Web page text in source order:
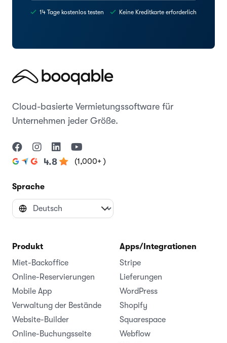
14 Tage kostenlos testen Keine Kreditkarte erforderlich
Cloud-basierte Vermietungssoftware für
Unternehmen jeder Größe.
4.8 (1,000+ )
Sprache
Produkt
Miet-Backoffice
Online-Reservierungen
Mobile App
Verwaltung der Bestände
Website-Builder
Online-Buchungsseite
Apps/Integrationen
Stripe
Lieferungen
WordPress
Shopify
Squarespace
Webflow